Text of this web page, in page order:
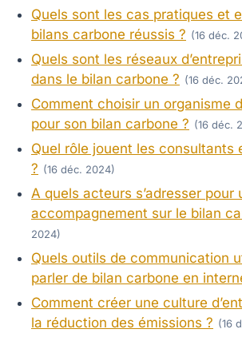
Quels sont les cas pratiques et
bilans carbone réussis ? (16 déc.
Quels sont les réseaux
dans le bilan carbone ? (16 déc.
Comment choisir un organisme
pour son bilan carbone ? (16 déc.
Quel rôle jouent les consultants
? (16 déc. 2024)
A quels acteurs s’adresser pour
accompagnement sur le bilan
2024)
Quels outils de communication
parler de bilan carbone en
Comment créer une culture
la réduction des émissions ? (16